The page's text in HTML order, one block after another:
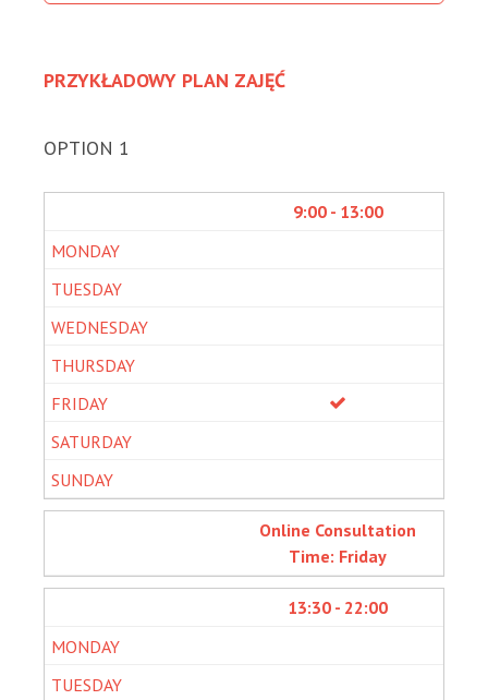
PRZYKŁADOWY PLAN ZAJĘĆ
OPTION 1
9:00 - 13:00
Online Consultation
Time: Friday
13:30 - 22:00